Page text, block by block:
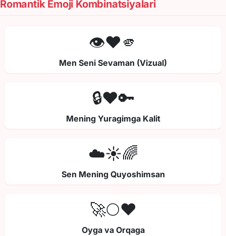
Romantik Emoji Kombinatsiyalari
👁️❤️🫵
Men Seni Sevaman (Vizual)
🔒❤️🔑
Mening Yuragimga Kalit
☁️☀️🌈
Sen Mening Quyoshimsan
🚀🌕❤️
Oyga va Orqaga